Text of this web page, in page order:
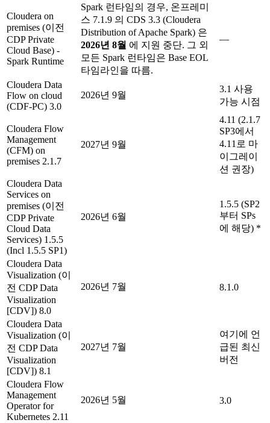
Cloudera on
premises (이전
CDP Private
Cloud Base) -
Spark Runtime
Spark 런타임의 경우, 온프레미
스 7.1.9 의 CDS 3.3 (Cloudera
Distribution of Apache Spark) 은
2026년 8월 에 지원 중단. 그 외
모든 Spark 런타임은 Base EOL
타임라인을 따름.
—
Cloudera Data
Flow on cloud
(CDF-PC) 3.0
2026년 9월
3.1 사용
가능 시점
Cloudera Flow
Management
(CFM) on
premises 2.1.7
2027년 9월
4.11 (2.1.7
SP3에서
4.11로 마
이그레이
션 권장)
Cloudera Data
Services on
premises (이전
CDP Private
Cloud Data
Services) 1.5.5
(Incl 1.5.5 SP1)
2026년 6월
1.5.5 (SP2
부터 SPs
에 해당) *
Cloudera Data
Visualization (이
전 CDP Data
Visualization
[CDV]) 8.0
2026년 7월 8.1.0
Cloudera Data
Visualization (이
전 CDP Data
Visualization
[CDV]) 8.1
2027년 7월
여기에 언
급된 최신
버전
Cloudera Flow
Management
Operator for
Kubernetes 2.11
2026년 5월 3.0